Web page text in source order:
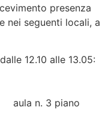
presenza
nei seguenti locali, a
12.10 alle 13.05: